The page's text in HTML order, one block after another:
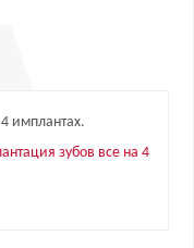
имплантах.
зубов все на 4